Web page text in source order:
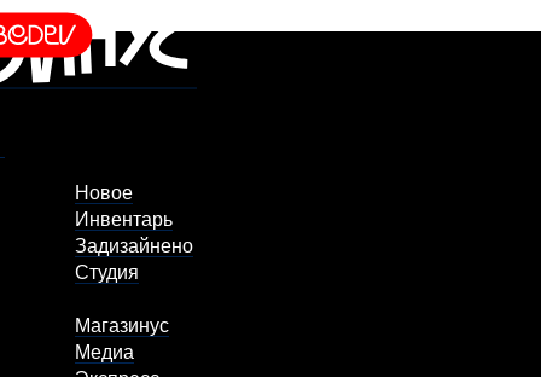
Новое
Инвентарь
Задизайнено
Студия
Магазинус
Медиа